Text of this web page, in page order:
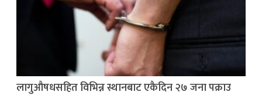
लागुऔषधसहित विभिन्न स्थानबाट एकैदिन २७ जना पक्राउ